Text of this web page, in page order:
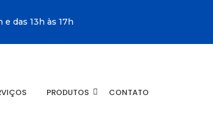
das 13h às 17h
PRODUTOS CONTATO